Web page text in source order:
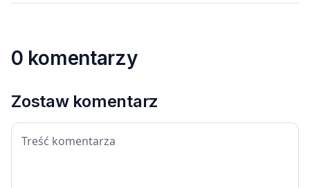
0 komentarzy
Zostaw komentarz